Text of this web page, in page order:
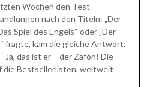
24.
Oktober
2013
Wochen den Test
nach den Titeln: „Der
Spiel des Engels“ oder „Der
fragte, kam die gleiche Antwort:
Ja, das ist er – der Zafón! Die
die Bestsellerlisten, weltweit